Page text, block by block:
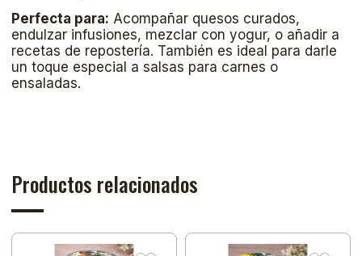
Perfecta para: Acompañar quesos curados,
endulzar infusiones, mezclar con yogur, o añadir a
recetas de repostería. También es ideal para darle
un toque especial a salsas para carnes o
ensaladas.
Productos relacionados